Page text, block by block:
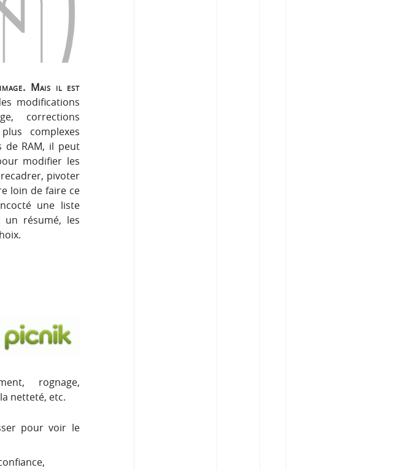
Mais il est
modifications
corrections
complexes
de RAM, il peut
modifier les
pivoter
loin de faire ce
une liste
un résumé, les
rognage,
netteté, etc.
pour voir le